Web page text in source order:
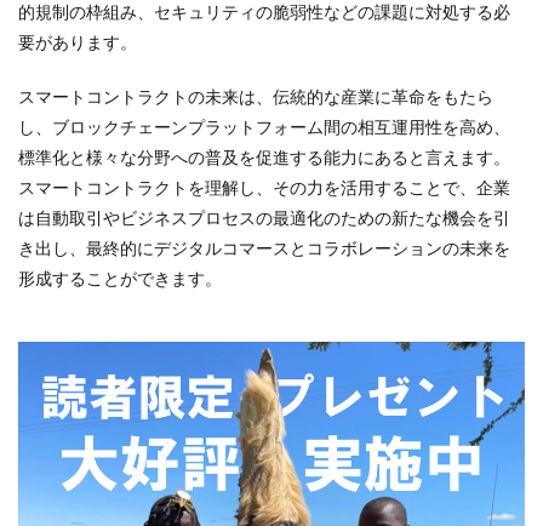
的規制の枠組み、セキュリティの脆弱性などの課題に対処する必
要があります。
スマートコントラクトの未来は、伝統的な産業に革命をもたら
し、ブロックチェーンプラットフォーム間の相互運用性を高め、
標準化と様々な分野への普及を促進する能力にあると言えます。
スマートコントラクトを理解し、その力を活用することで、企業
は自動取引やビジネスプロセスの最適化のための新たな機会を引
き出し、最終的にデジタルコマースとコラボレーションの未来を
形成することができます。